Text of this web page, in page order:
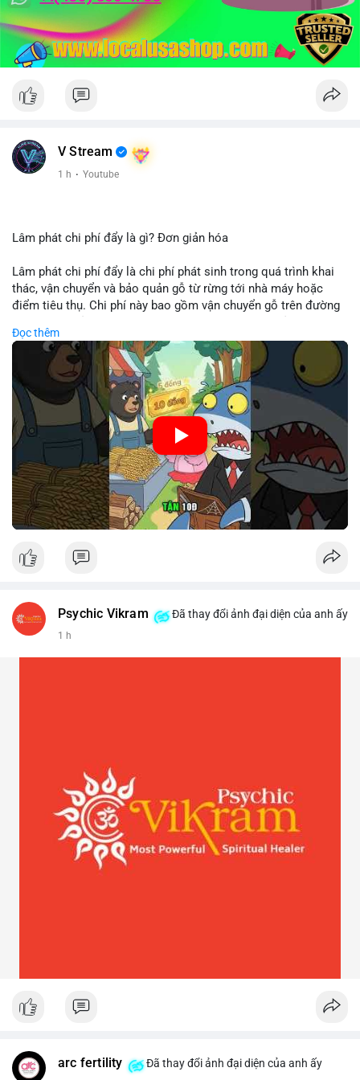
V Stream
1 h · Youtube
Lâm phát chi phí đẩy là gì? Đơn giản hóa
Lâm phát chi phí đẩy là chi phí phát sinh trong quá trình khai
thác, vận chuyển và bảo quản gỗ từ rừng tới nhà máy hoặc
điểm tiêu thụ. Chi phí này bao gồm vận chuyển gỗ trên đường
điều kiện địa hình. Việc hiểu rõ chi phí đẩy giúp doanh nghiệp
lâm nghiệp tối ưu hoá chuỗi cung ứng và kiểm soát lợi nhuận.
🎥 Xem video trực tiếp tại:
Nguồn: Cú Thông Thái
Đọc thêm
Psychic Vikram Đã thay đổi ảnh đại diện của anh ấy
1 h
arc fertility Đã thay đổi ảnh đại diện của anh ấy